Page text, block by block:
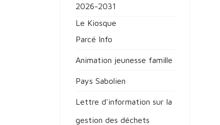
2026-2031
Le Kiosque
Parcé Info
Animation jeunesse famille
Pays Sabolien
Lettre d'information sur la
gestion des déchets